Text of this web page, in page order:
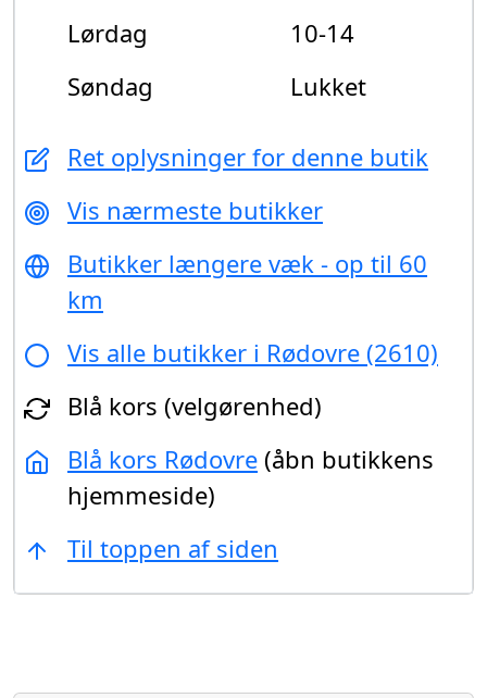
Lørdag
10-14
Søndag
Lukket
Ret oplysninger for denne butik
Vis nærmeste butikker
Butikker længere væk - op til 60
km
Vis alle butikker i Rødovre (2610)
Blå kors (velgørenhed)
Blå kors Rødovre (åbn butikkens
hjemmeside)
Til toppen af siden